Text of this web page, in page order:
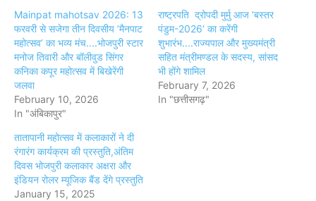
Mainpat mahotsav 2026: 13
फरवरी से सजेगा तीन दिवसीय ’मैनपाट
महोत्सव’ का भव्य मंच....भोजपुरी स्टार
मनोज तिवारी और बॉलीवुड सिंगर
कनिका कपूर महोत्सव में बिखेरेंगी
जलवा
February 10, 2026
In "अंबिकापुर"
राष्ट्रपति द्रोपदी मुर्मु आज ‘बस्तर
पंडुम-2026‘ का करेंगी
शुभारंभ....राज्यपाल और मुख्यमंत्री
सहित मंत्रीमण्डल के सदस्य, सांसद
भी होंगे शामिल
February 7, 2026
In "छत्तीसगढ़"
तातापानी महोत्सव में कलाकारों ने दी
रंगारंग कार्यक्रम की प्रस्तुति,अंतिम
दिवस भोजपुरी कलाकार अक्षरा और
इंडियन रोलर म्यूजिक बैंड देंगे प्रस्तुति
January 15, 2025